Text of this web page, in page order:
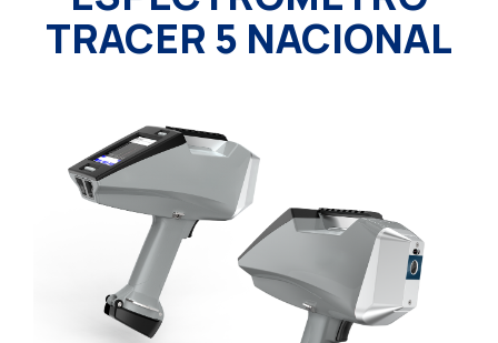
TRACER 5 NACIONAL